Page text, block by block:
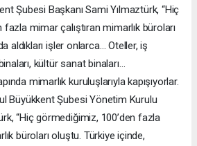
Şubesi Başkanı Sami Yılmaztürk, “Hiç
mimar çalıştıran mimarlık büroları
aldıkları işler onlarca… Oteller, iş
kültür sanat binaları…
mimarlık kuruluşlarıyla kapışıyorlar.
Büyükkent Şubesi Yönetim Kurulu
“Hiç görmediğimiz, 100’den fazla
büroları oluştu. Türkiye içinde,